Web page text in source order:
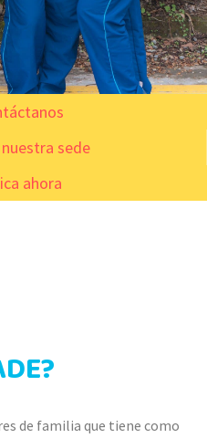
sede
ahora
de familia que tiene como